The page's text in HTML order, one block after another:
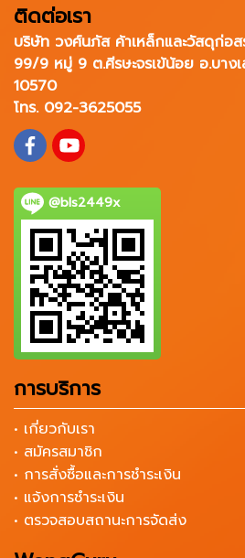
ติดต่อเรา
บริษัท วงศ์นภัส ค้าเหล็กและวัสดุก่อ
99/9 หมู่ 9 ต.ศีรษะจรเข้น้อย อ.บาง
10570
โทร. 092-3625055
@bls2449x
การบริการ
• เกี่ยวกับเรา
• สมัครสมาชิก
• การสั่งซื้อและการชำระเงิน
• แจ้งการชำระเงิน
• ตรวจสอบสถานะการจัดส่ง